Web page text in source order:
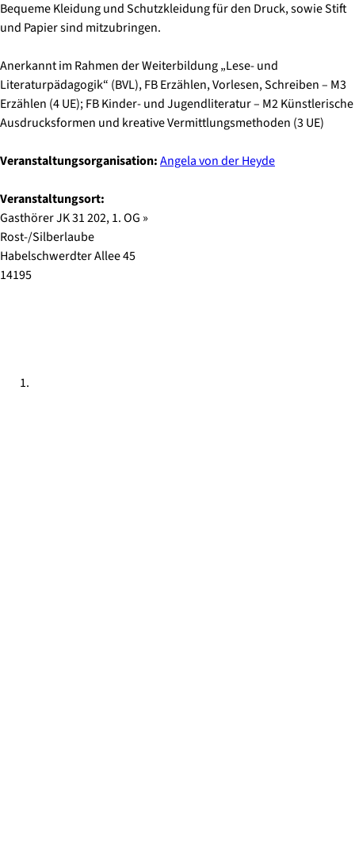
Bequeme Kleidung und Schutzkleidung für den Druck, sowie Stift
und Papier sind mitzubringen.
Anerkannt im Rahmen der Weiterbildung „Lese- und
Literaturpädagogik“ (BVL), FB Erzählen, Vorlesen, Schreiben – M3
Erzählen (4 UE); FB Kinder- und Jugendliteratur – M2 Künstlerische
Ausdrucksformen und kreative Vermittlungsmethoden (3 UE)
Veranstaltungsorganisation:Angela von der Heyde
Veranstaltungsort:
Gasthörer JK 31 202, 1. OG »
Rost-/Silberlaube
Habelschwerdter Allee45
14195